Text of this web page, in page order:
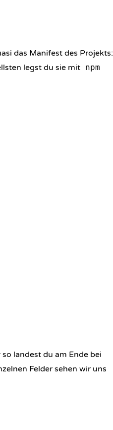
das Manifest des Projekts:
legst du sie mit
npm
landest du am Ende bei
Felder sehen wir uns